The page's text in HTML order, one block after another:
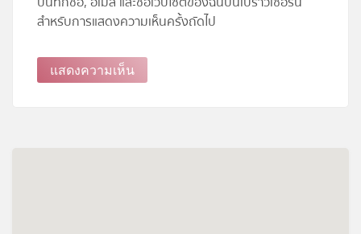
สำหรับการแสดงความเห็นครั้งถัดไป